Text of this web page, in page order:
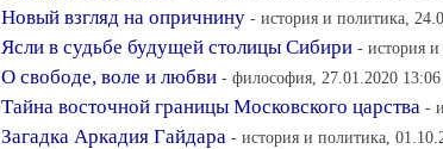
Новый взгляд на опричнину - история и политика,
Ясли в судьбе будущей столицы Сибири - история
О свободе, воле и любви - философия, 27.01.2020 13:06
Тайна восточной границы Московского царства -
Загадка Аркадия Гайдара - история и политика,